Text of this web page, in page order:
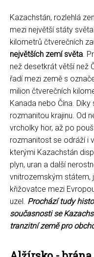
Kazachstán, rozlehlá
mezi největší státy
kilometrů čtverečních
největších zemí světa .
než desetkrát větší než
řadí mezi země s
milion čtverečních
Kanada nebo Čína.
rozmanitou krajinu. Od
vrcholky hor, až po
rozmanitost se odráží i
kterými Kazachstán
plyn, uran a další
vnitrozemským státem,
křižovatce mezi
uzel. Prochází tudy
současnosti se
tranzitní země pro